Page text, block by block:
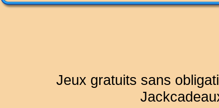
Jeux gratuits sans